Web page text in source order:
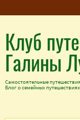
Клуб
Галины
Самостоятельные
Блог о семейных